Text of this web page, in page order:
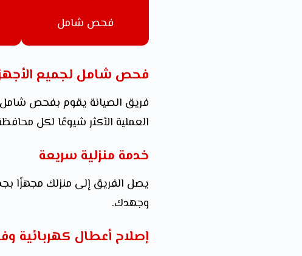
فحص شامل
فحص شامل لجميع
فريق الصيانة يقوم بفحص شامل
العملية الأكثر شيوعًا لكل
خدمة منزلية سريعة
يصل الفريق إلى منزلك مجهزًا
وجهدك.
إصلاح أعطال كهربائية